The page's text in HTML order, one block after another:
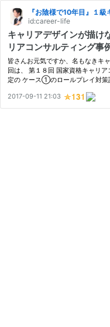
id:career-life
キャリアデザインが描け
リアコンサルティング事
皆さんお元気ですか、名もなきキ
回は、 第１８回 国家資格キャリ
定の ケース①のロールプレイ対策
す。 学生への就職支援は、 キャリ
スが多…
2017-09-11 21:03